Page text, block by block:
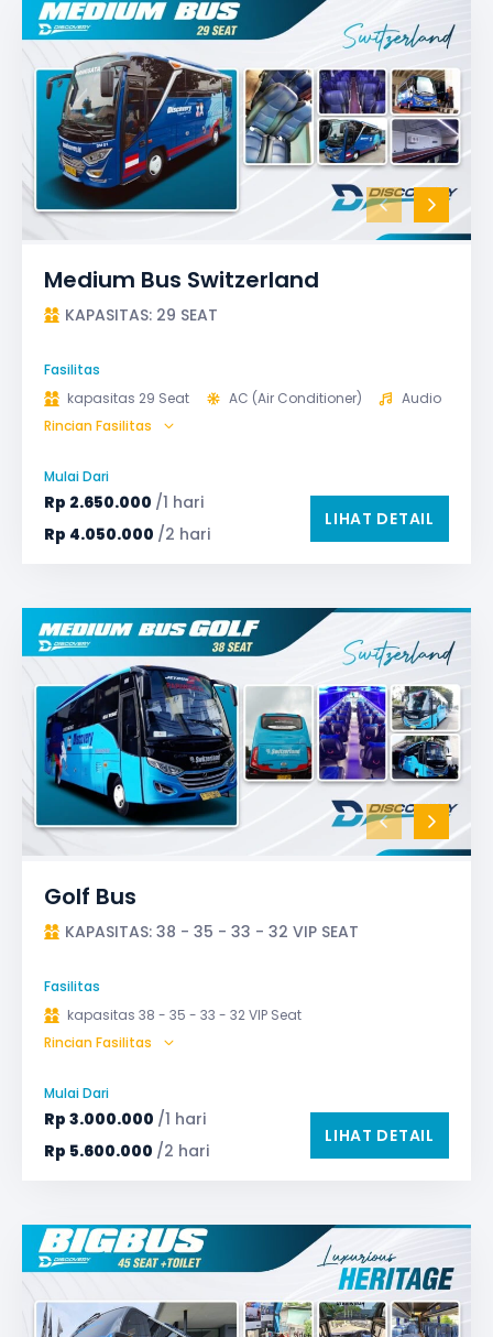
Medium Bus Switzerland
KAPASITAS: 29 SEAT
Fasilitas
kapasitas 29 Seat
AC (Air Conditioner)
Audio
Bagasi
GPS
Safety Tools (P3K, Windows Breaker, dll)
TV LED & Android System
Rincian Fasilitas
Mulai Dari
Rp 2.650.000 /1 hari
Rp 4.050.000 /2 hari
LIHAT DETAIL
Golf Bus
KAPASITAS: 38 - 35 - 33 - 32 VIP SEAT
Fasilitas
kapasitas 38 - 35 - 33 - 32 VIP Seat
AC (Air Conditioner)
Microphone untuk karaoke
Reclining Seat
Safety Tools (P3K, Windows Breaker, dll)
Rincian Fasilitas
Mulai Dari
Rp 3.000.000 /1 hari
Rp 5.600.000 /2 hari
LIHAT DETAIL